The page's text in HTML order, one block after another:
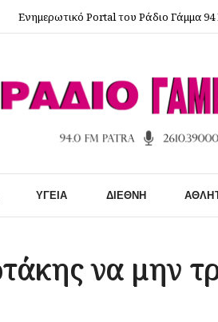
Ενημερωτικό Portal του Ράδιο Γάμμα
ΥΓΕΊΑ ΔΙΕΘΝΉ
να μην